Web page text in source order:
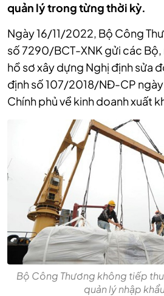
quản lý trong từng thời kỳ.
Ngày 16/11/2022, Bộ Công
số 7290/BCT-XNK gửi các Bộ,
hồ sơ xây dựng Nghị định sửa
định số 107/2018/NĐ-CP
Chính phủ về kinh doanh xuất
Bộ Công Thương không tiếp
quản lý nhập